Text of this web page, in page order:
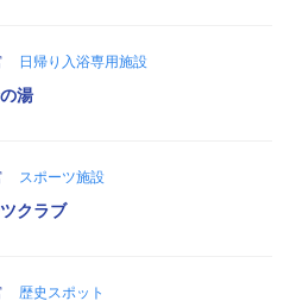
日帰り入浴専用施設
湯
スポーツ施設
クラブ
歴史スポット